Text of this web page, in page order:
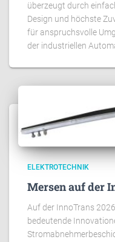
überzeugt durch
Design und höchste
für anspruchsvolle
der industriellen
ELEKTROTECHNIK
Mersen auf der
Auf der InnoTrans
bedeutende